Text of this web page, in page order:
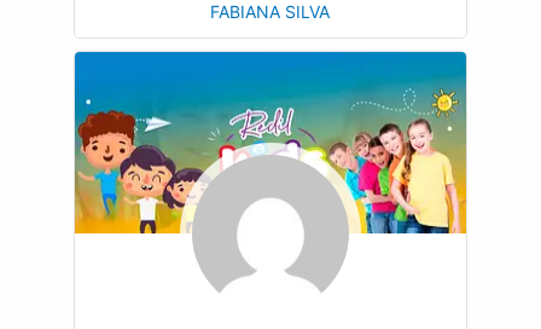
FABIANA SILVA